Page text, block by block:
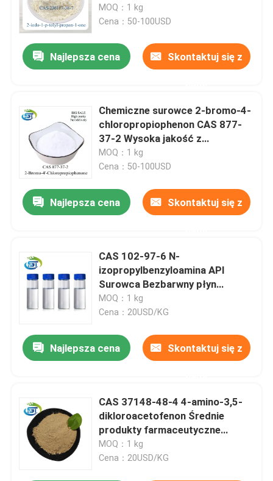
bezpieczną i szybką dostawą
MOQ：1 kg
Cena：50-100USD
Najlepsza cena Skontaktuj się z
Chemiczne surowce 2-bromo-4-
chloropropiophenon CAS 877-
37-2 Wysoka jakość z
bezpieczną dostawą
MOQ：1 kg
Cena：50-100USD
Najlepsza cena Skontaktuj się z
CAS 102-97-6 N-
izopropylbenzyloamina API
Surowca Bezbarwny płyn
przejrzysty o wysokiej jakości
MOQ：1 kg
Cena：20USD/KG
Najlepsza cena Skontaktuj się z
CAS 37148-48-4 4-amino-3,5-
dikloroacetofenon Średnie
produkty farmaceutyczne
Proszek brązowy
MOQ：1 kg
Cena：20USD/KG